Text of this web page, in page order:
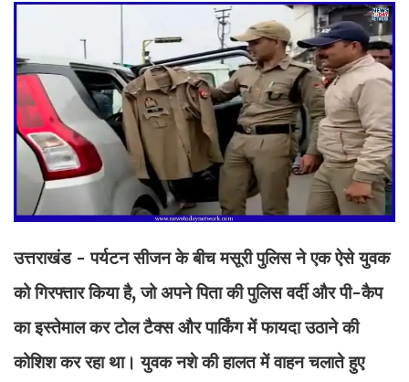
उत्तराखंड - पर्यटन सीजन के बीच मसूरी पुलिस ने एक ऐसे युवक
को गिरफ्तार किया है, जो अपने पिता की पुलिस वर्दी और पी-कैप
का इस्तेमाल कर टोल टैक्स और पार्किंग में फायदा उठाने की
कोशिश कर रहा था। युवक नशे की हालत में वाहन चलाते हुए